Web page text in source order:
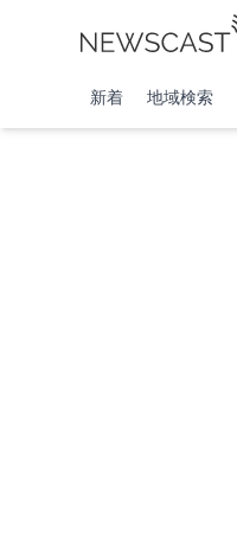
新着 地域検索